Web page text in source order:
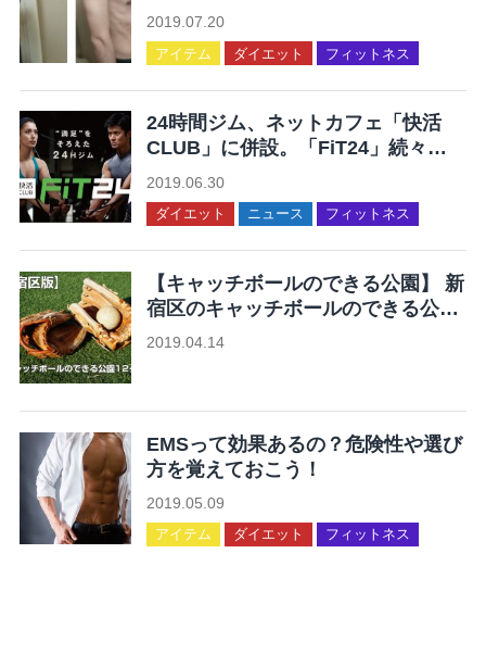
動を集めてみた
2019.07.20
アイテム ダイエット フィットネス
24時間ジム、ネットカフェ「快活
CLUB」に併設。「FiT24」続々オ
ープン。
2019.06.30
ダイエット ニュース フィットネス
【キャッチボールのできる公園】 新
宿区のキャッチボールのできる公園
12ヶ所まとめ
2019.04.14
EMSって効果あるの？危険性や選び
方を覚えておこう！
2019.05.09
アイテム ダイエット フィットネス